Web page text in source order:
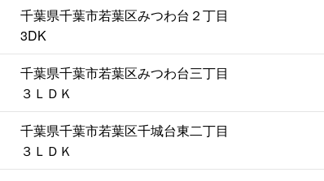
千葉県千葉市若葉区みつわ台２丁目
3DK
千葉県千葉市若葉区みつわ台三丁目
３ＬＤＫ
千葉県千葉市若葉区千城台東二丁目
３ＬＤＫ